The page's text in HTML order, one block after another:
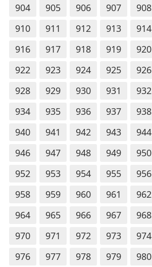
904
905 906 907 908
910
911 912 913 914
916
917 918 919 920
922
923 924 925 926
928
929 930 931 932
934
935 936 937 938
940
941 942 943 944
946
947 948 949 950
952
953 954 955 956
958
959 960 961 962
964
965 966 967 968
970
971 972 973 974
976
977 978 979 980